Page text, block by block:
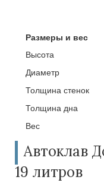
Размеры и вес
Высота
Диаметр
Толщина стенок
Толщина дна
Вес
Автоклав
19 литров